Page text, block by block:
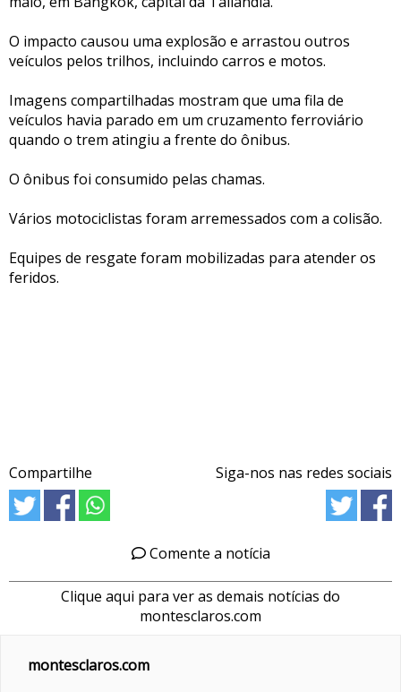
O impacto causou uma explosão e arrastou outros
veículos pelos trilhos, incluindo carros e motos.
Imagens compartilhadas mostram que uma fila de
veículos havia parado em um cruzamento ferroviário
quando o trem atingiu a frente do ônibus.
O ônibus foi consumido pelas chamas.
Vários motociclistas foram arremessados com a colisão.
Equipes de resgate foram mobilizadas para atender os
feridos.
Compartilhe Siga-nos nas redes sociais
Comente a notícia
Clique aqui para ver as demais notícias do
montesclaros.com
montesclaros.com